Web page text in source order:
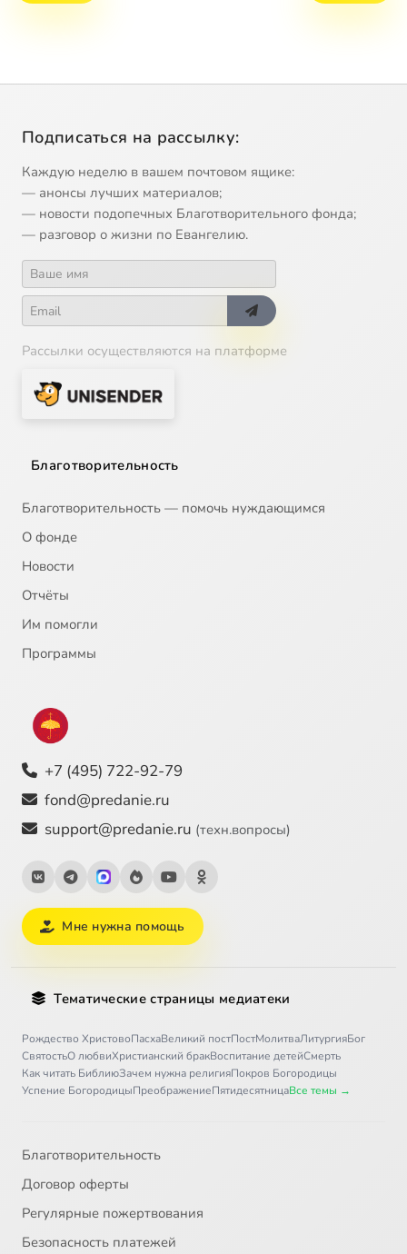
Подписаться на рассылку:
Каждую неделю в вашем почтовом ящике:
— анонсы лучших материалов;
— новости подопечных Благотворительного фонда;
— разговор о жизни по Евангелию.
Рассылки осуществляются на платформе
Благотворительность
Благотворительность — помочь нуждающимся
О фонде
Новости
Отчёты
Им помогли
Программы
+7 (495) 722-92-79
fond@predanie.ru
support@predanie.ru (техн.вопросы)
Мне нужна помощь
Тематические страницы медиатеки
Рождество ХристовоПасхаВеликий постПостМолитваЛитургияБог
СвятостьО любвиХристианский бракВоспитание детейСмерть
Как читать БиблиюЗачем нужна религияПокров Богородицы
Успение БогородицыПреображениеПятидесятницаВсе темы →
Благотворительность
Договор оферты
Регулярные пожертвования
Безопасность платежей